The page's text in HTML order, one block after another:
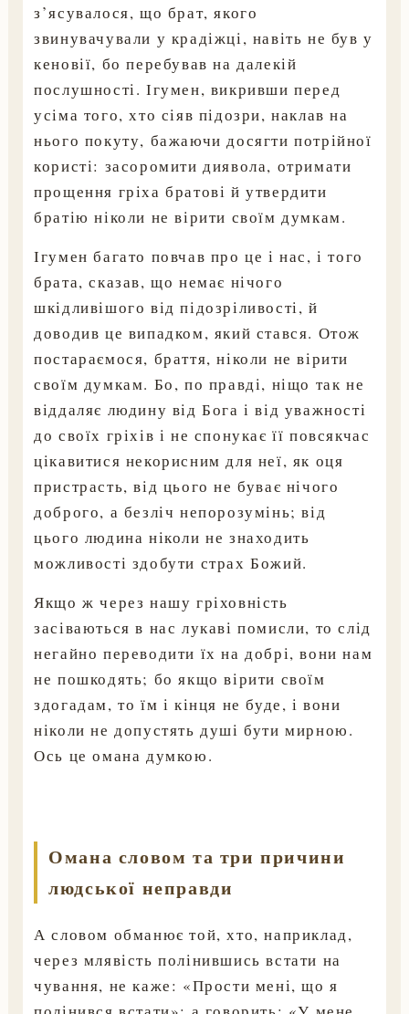
з’ясувалося, що брат, якого
звинувачували у крадіжці, навіть не був у
кеновії, бо перебував на далекій
послушності. Ігумен, викривши перед
усіма того, хто сіяв підозри, наклав на
нього покуту, бажаючи досягти потрійної
користі: засоромити диявола, отримати
прощення гріха братові й утвердити
братію ніколи не вірити своїм думкам.
Ігумен багато повчав про це і нас, і того
брата, сказав, що немає нічого
шкідливішого від підозріливості, й
доводив це випадком, який стався. Отож
постараємося, браття, ніколи не вірити
своїм думкам. Бо, по правді, ніщо так не
віддаляє людину від Бога і від уважності
до своїх гріхів і не спонукає її повсякчас
цікавитися некорисним для неї, як оця
пристрасть, від цього не буває нічого
доброго, а безліч непорозумінь; від
цього людина ніколи не знаходить
можливості здобути страх Божий.
Якщо ж через нашу гріховність
засіваються в нас лукаві помисли, то слід
негайно переводити їх на добрі, вони нам
не пошкодять; бо якщо вірити своїм
здогадам, то їм і кінця не буде, і вони
ніколи не допустять душі бути мирною.
Ось це омана думкою.
Омана словом та три причини
людської неправди
А словом обманює той, хто, наприклад,
через млявість полінившись встати на
чування, не каже: «Прости мені, що я